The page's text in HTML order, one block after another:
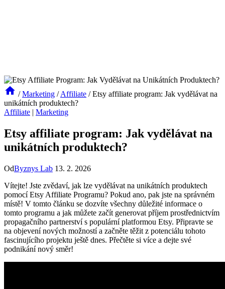
/ Marketing / Affiliate / Etsy affiliate program: Jak vydělávat na
unikátních produktech?
Affiliate | Marketing
Etsy affiliate program: Jak vydělávat na
unikátních produktech?
OdByznys Lab 13. 2. 2026
Vítejte! Jste zvědaví, jak lze vydělávat na unikátních produktech
pomocí Etsy Affiliate Programu? Pokud ano, pak jste na správném
místě! V tomto článku se dozvíte všechny důležité informace o
tomto programu a jak můžete začít generovat příjem prostřednictvím
propagačního partnerství s populární platformou Etsy. Připravte se
na objevení nových možností a začněte těžit z potenciálu tohoto
fascinujícího projektu ještě dnes. Přečtěte si více a dejte své
podnikání nový směr!